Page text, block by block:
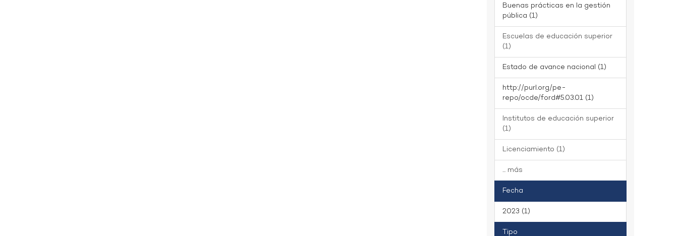
Buenas prácticas en la gestión
pública (1)
Escuelas de educación superior
(1)
Estado de avance nacional (1)
http://purl.org/pe-
repo/ocde/ford#5.03.01 (1)
Institutos de educación superior
(1)
Licenciamiento (1)
... más
Fecha
2023 (1)
Tipo